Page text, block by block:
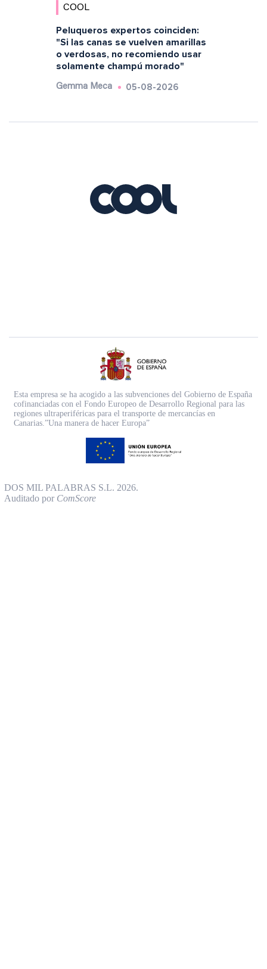
COOL
Peluqueros expertos coinciden:
"Si las canas se vuelven amarillas
o verdosas, no recomiendo usar
solamente champú morado"
Gemma Meca 05-08-2026
Esta empresa se ha acogido a las subvenciones del Gobierno de España
cofinanciadas con el Fondo Europeo de Desarrollo Regional para las
regiones ultraperiféricas para el transporte de mercancías en
Canarias.”Una manera de hacer Europa”
DOS MIL PALABRAS S.L. 2026.
Auditado por ComScore